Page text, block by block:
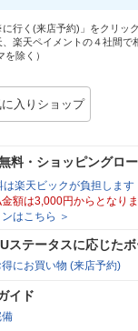
行く(来店予約)」をクリッ
楽天ペイメントの４社間で
除く）
料・ショッピングロ
楽天ビックが負担します
額は3,000円からとなりま
はこちら ＞
ステータスに応じた
にお買い物 (来店予約)
イド